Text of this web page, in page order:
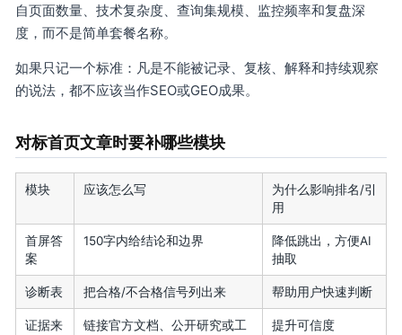
自页面数量、技术复杂度、查询集规模、监控频率和复盘深
度，而不是简单套餐名称。
如果只记一个标准：凡是不能被记录、复核、解释和持续观察
的说法，都不应该当作SEO或GEO成果。
对标首页文章时要补哪些模块
模块 应该怎么写
为什么影响排名/引
用
首屏答
案
150字内给结论和边界
降低跳出，方便AI
抽取
诊断表 把合格/不合格信号列出来 帮助用户快速判断
证据来
链接官方文档、公开研究或工
提升可信度